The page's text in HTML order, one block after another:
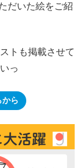
だいた絵をご紹
トも掲載させて
っ
から